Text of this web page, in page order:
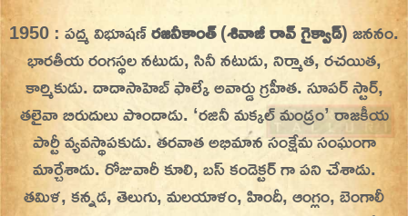
Skip
content
On This Day
Today in History | On This Day | This Day in
History | Today in India | What Happened
Today in India | Charitralo eroju | charitra lo
eroju |
1950 : పద్మ విభూషణ్రజనీకాంత్(శివాజీ రావ్ గైక్వాడ్) జననం.
భారతీయ రంగస్థల నటుడు, సినీ నటుడు, నిర్మాత, రచయిత,
కార్మికుడు. దాదాసాహెబ్ ఫాల్కే అవార్డు గ్రహీత. సూపర్ స్టార్,
తలైవా బిరుదులు పొందాడు. ‘రజినీ మక్కల్ మండ్రం’ రాజకీయ
పార్టీ వ్యవస్థాపకుడు. తరవాత అభిమాన సంక్షేమ సంఘంగా
మార్చేశాడు. రోజువారీ కూలి, బస్ కండెక్టర్ గా పని చేశాడు.
తమిళ, కన్నడ, తెలుగు, మలయాళం, హిందీ, ఆంగ్లం, బెంగాలీ